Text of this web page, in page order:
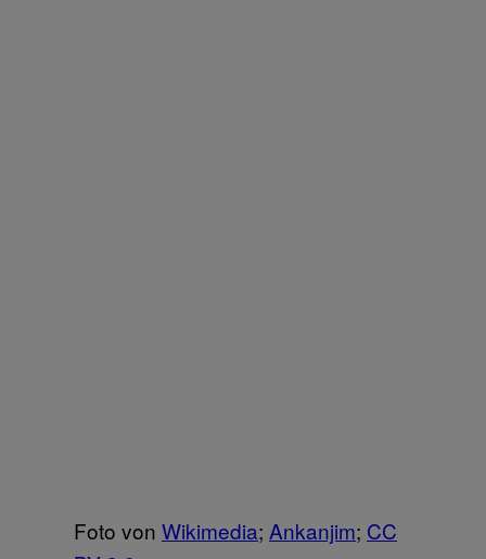
Foto von Wikimedia; Ankanjim; CC